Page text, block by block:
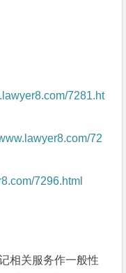
7281.ht
72
7296.html
相关服务作一般性